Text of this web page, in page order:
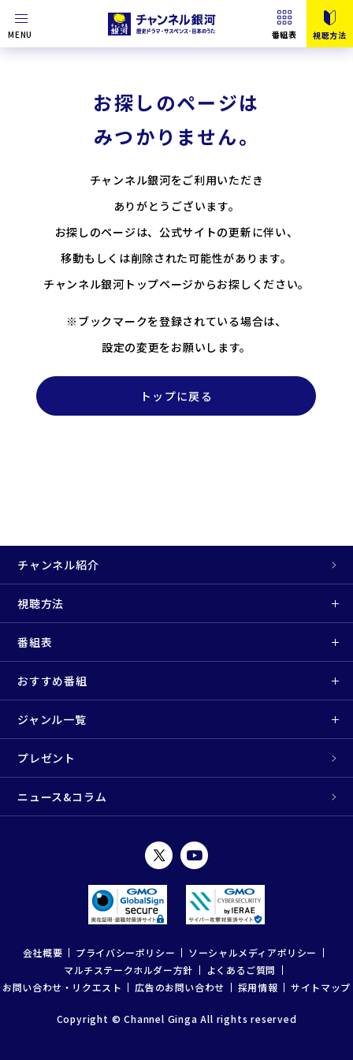
MENU 番組表 視聴方法
お探しのページは
みつかりません。
チャンネル銀河をご利用いただき
ありがとうございます。
お探しのページは、公式サイトの更新に伴い、
移動もしくは削除された可能性があります。
チャンネル銀河トップページからお探しください。
※ブックマークを登録されている場合は、
設定の変更をお願いします。
トップに戻る
チャンネル紹介
視聴方法
番組表
おすすめ番組
ジャンル一覧
プレゼント
ニュース&コラム
会社概要 プライバシーポリシー
ソーシャルメディアポリシー
マルチステークホルダー方針
よくあるご質問
お問い合わせ・リクエスト
広告のお問い合わせ 採用情報 サイトマップ
Copyright © Channel Ginga All rights reserved